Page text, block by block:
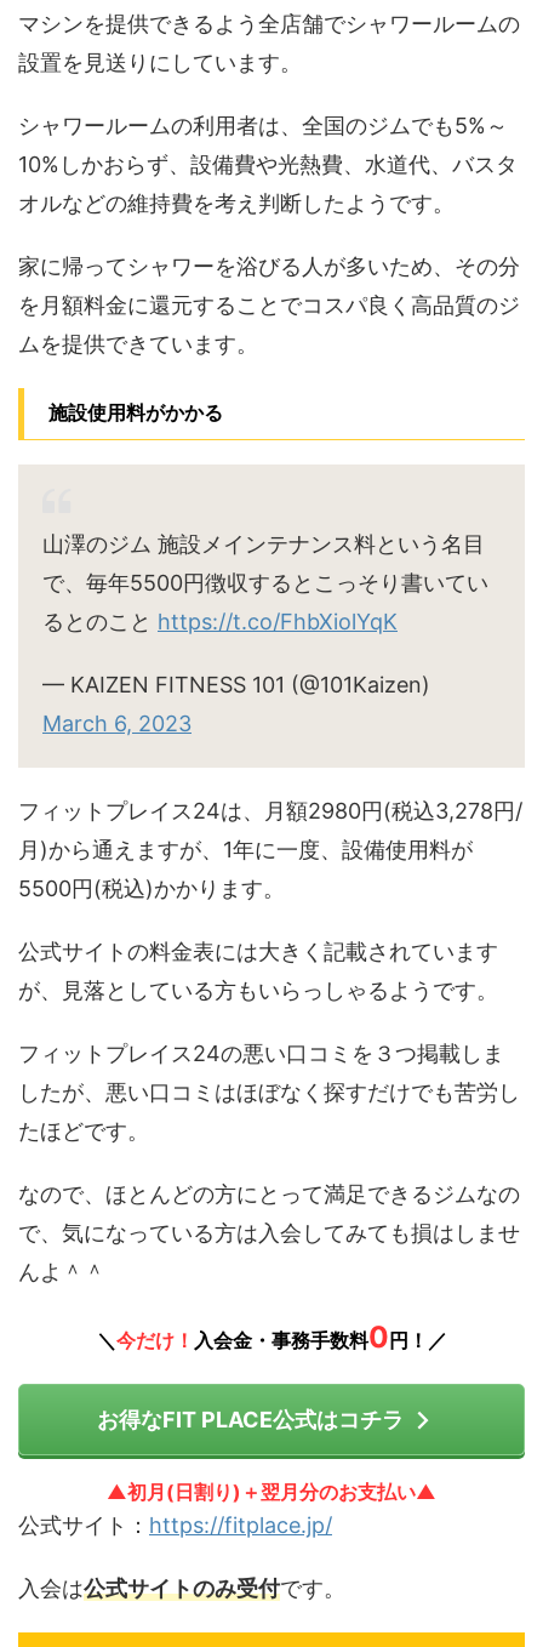
マシンを提供できるよう全店舗でシャワールームの
設置を見送りにしています。
シャワールームの利用者は、全国のジムでも5%～
10%しかおらず、設備費や光熱費、水道代、バスタ
オルなどの維持費を考え判断したようです。
家に帰ってシャワーを浴びる人が多いため、その分
を月額料金に還元することでコスパ良く高品質のジ
ムを提供できています。
施設使用料がかかる
山澤のジム 施設メインテナンス料という名目
で、毎年5500円徴収するとこっそり書いてい
るとのこと https://t.co/FhbXiolYqK
— KAIZEN FITNESS 101 (@101Kaizen)
March 6, 2023
フィットプレイス24は、月額2980円(税込3,278円/
月)から通えますが、1年に一度、設備使用料が
5500円(税込)かかります。
公式サイトの料金表には大きく記載されています
が、見落としている方もいらっしゃるようです。
フィットプレイス24の悪い口コミを３つ掲載しま
したが、悪い口コミはほぼなく探すだけでも苦労し
たほどです。
なので、ほとんどの方にとって満足できるジムなの
で、気になっている方は入会してみても損はしませ
んよ＾＾
＼今だけ！ 入会金・事務手数料0 円！／
お得なFIT PLACE公式はコチラ
▲初月(日割り)＋翌月分のお支払い▲
公式サイト： https://fitplace.jp/
入会は公式サイトのみ受付です。